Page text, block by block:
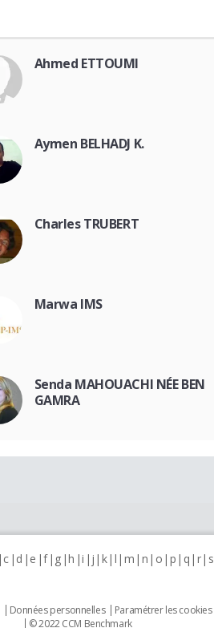
Ahmed ETTOUMI
Aymen BELHADJ K.
Charles TRUBERT
Marwa IMS
Senda MAHOUACHI NÉE BEN
GAMRA
c d e f g h i j k l m n o p q r s
Données personnelles Paramétrer les cookies
© 2022 CCM Benchmark